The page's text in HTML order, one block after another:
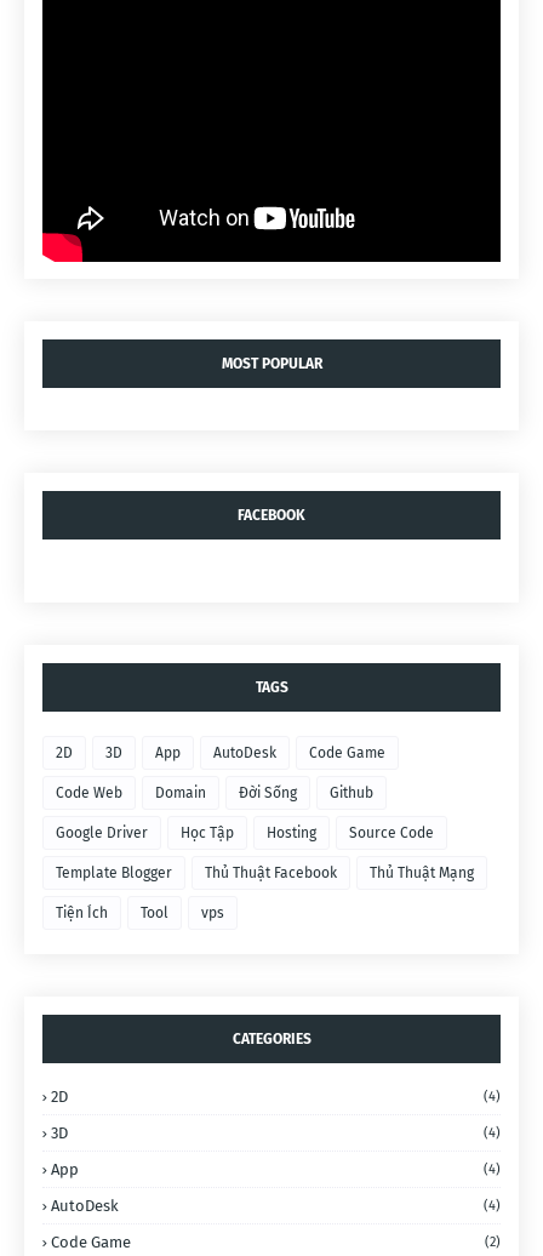
MOST POPULAR
FACEBOOK
TAGS
2D 3D App AutoDesk Code Game
Code Web Domain Đời Sống Github
Google Driver Học Tập Hosting Source Code
Template Blogger Thủ Thuật Facebook Thủ Thuật Mạng
Tiện Ích Tool vps
CATEGORIES
2D (4)
3D (4)
App (4)
AutoDesk (4)
Code Game (2)